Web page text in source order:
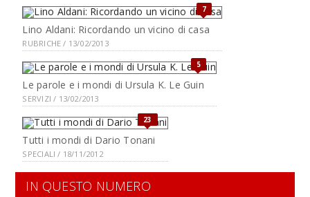
7
Lino Aldani: Ricordando un vicino di casa
RUBRICHE / 13/02/2013
5
Le parole e i mondi di Ursula K. Le Guin
SERVIZI / 13/02/2013
23
Tutti i mondi di Dario Tonani
SPECIALI / 18/11/2012
IN QUESTO NUMERO